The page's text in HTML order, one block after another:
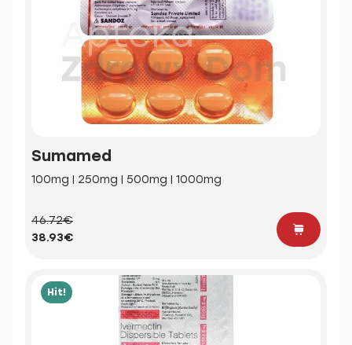
Sumamed
100mg | 250mg | 500mg | 1000mg
46.72€
38.93€
Hit!